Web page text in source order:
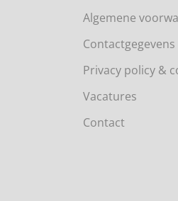
Algemene
Contactgegevens
Privacy policy &
Vacatures
Contact